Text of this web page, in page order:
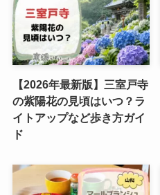
【2026年最新版】三室戸寺
の紫陽花の見頃はいつ？ラ
イトアップなど歩き方ガイ
ド